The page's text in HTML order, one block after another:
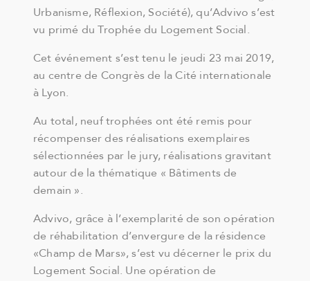
Urbanisme, Réflexion, Société), qu’Advivo s’est
vu primé du Trophée du Logement Social.
Cet événement s’est tenu le jeudi 23 mai 2019,
au centre de Congrès de la Cité internationale
à Lyon.
Au total, neuf trophées ont été remis pour
récompenser des réalisations exemplaires
sélectionnées par le jury, réalisations gravitant
autour de la thématique « Bâtiments de
demain ».
Advivo, grâce à l’exemplarité de son opération
de réhabilitation d’envergure de la résidence
«Champ de Mars», s’est vu décerner le prix du
Logement Social. Une opération de